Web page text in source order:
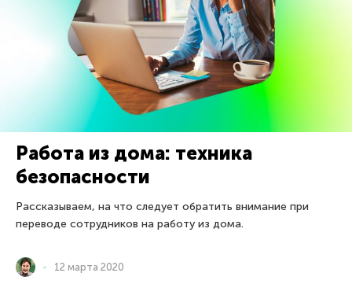
Работа из дома: техника
безопасности
Рассказываем, на что следует обратить внимание при
переводе сотрудников на работу из дома.
12 марта 2020